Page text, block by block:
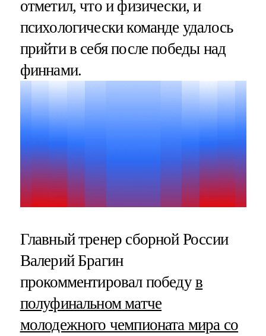
отметил, что и физически, и
психологически команде удалось
прийти в себя после победы над
финнами.
Главный тренер сборной России
Валерий Брагин
прокомментировал победув
полуфинальном матче
молодежного чемпионата мира со